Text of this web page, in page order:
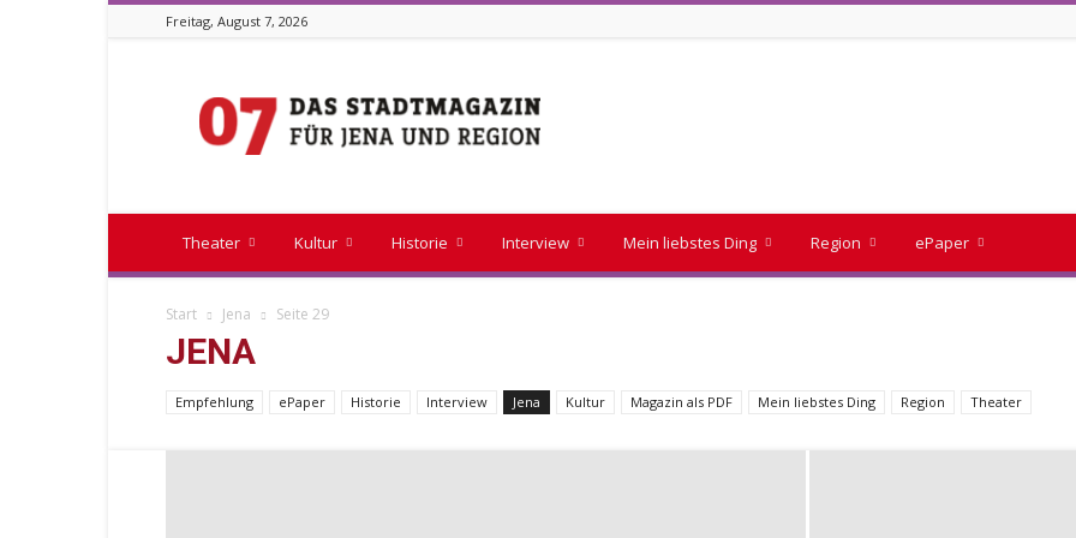
Freitag, August 7, 2026
07
Theater Kultur Historie Interview Mein liebstes Ding Region ePaper
Start Jena Seite 29
JENA
Empfehlung ePaper Historie Interview Jena Kultur Magazin als PDF Mein liebstes Ding Region Theater